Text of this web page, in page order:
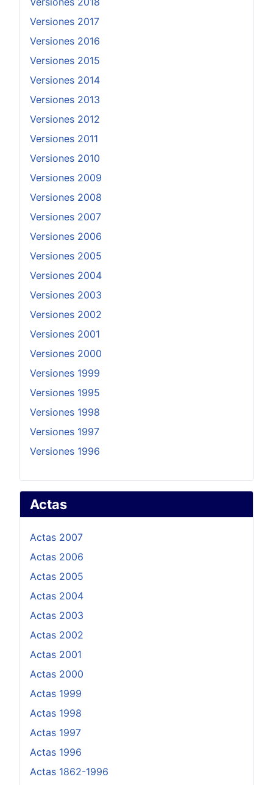
Versiones 2017
Versiones 2016
Versiones 2015
Versiones 2014
Versiones 2013
Versiones 2012
Versiones 2011
Versiones 2010
Versiones 2009
Versiones 2008
Versiones 2007
Versiones 2006
Versiones 2005
Versiones 2004
Versiones 2003
Versiones 2002
Versiones 2001
Versiones 2000
Versiones 1999
Versiones 1995
Versiones 1998
Versiones 1997
Versiones 1996
Actas
Actas 2007
Actas 2006
Actas 2005
Actas 2004
Actas 2003
Actas 2002
Actas 2001
Actas 2000
Actas 1999
Actas 1998
Actas 1997
Actas 1996
Actas 1862-1996